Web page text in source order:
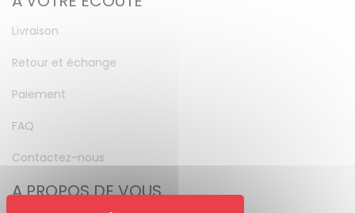
Livraison
Retour et échange
Paiement
FAQ
Contactez-nous
A PROPOS DE VOUS